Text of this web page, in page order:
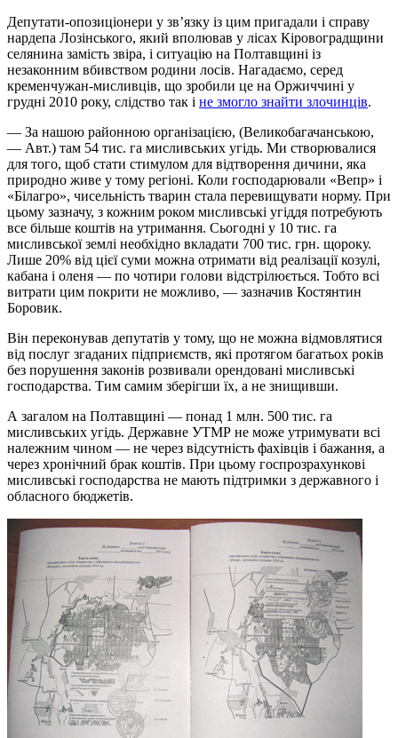
Депутати-опозиціонери у зв’язку із цим пригадали і справу
нардепа Лозінського, який вполював у лісах Кіровоградщини
селянина замість звіра, і ситуацію на Полтавщині із
незаконним вбивством родини лосів. Нагадаємо, серед
кременчужан-мисливців, що зробили це на Оржиччині у
грудні 2010 року, слідство так і не змогло знайти злочинців.
— За нашою районною організацією, (Великобагачанською,
— Авт.) там 54 тис. га мисливських угідь. Ми створювалися
для того, щоб стати стимулом для відтворення дичини, яка
природно живе у тому регіоні. Коли господарювали «Вепр» і
«Білагро», чисельність тварин стала перевищувати норму. При
цьому зазначу, з кожним роком мисливські угіддя потребують
все більше коштів на утримання. Сьогодні у 10 тис. га
мисливської землі необхідно вкладати 700 тис. грн. щороку.
Лише 20% від цієї суми можна отримати від реалізації козулі,
кабана і оленя — по чотири голови відстрілюється. Тобто всі
витрати цим покрити не можливо, — зазначив Костянтин
Боровик.
Він переконував депутатів у тому, що не можна відмовлятися
від послуг згаданих підприємств, які протягом багатьох років
без порушення законів розвивали орендовані мисливські
господарства. Тим самим зберігши їх, а не знищивши.
А загалом на Полтавщині — понад 1 млн. 500 тис. га
мисливських угідь. Державне УТМР не може утримувати всі
належним чином — не через відсутність фахівців і бажання, а
через хронічний брак коштів. При цьому госпрозрахункові
мисливські господарства не мають підтримки з державного і
обласного бюджетів.